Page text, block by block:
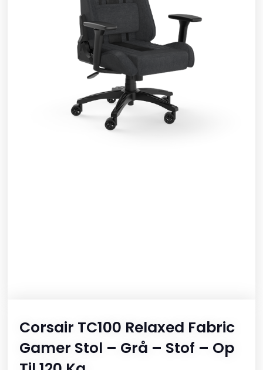
Corsair TC100 Relaxed Fabric
Gamer Stol – Grå – Stof – Op